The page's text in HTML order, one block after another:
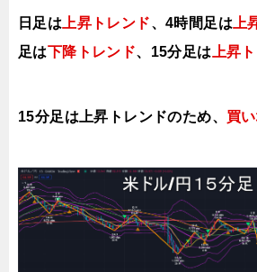
日足は 上昇トレンド、4時間足は 上
足は下降トレンド、15分足は 上昇ト
15分足は上昇 トレンドのため、 買